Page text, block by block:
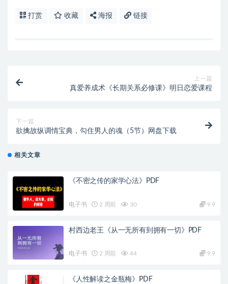
打赏 收藏 海报 链接
上一篇
真爱养成术《长期关系必修课》明日恋爱课程
下一篇
欲擒故纵调情宝典，勾住男人的魂（5节）网盘下载
相关文章
《不密之传的家学心法》PDF
电子书 2 周前 30 9.9
村西边老王《从一无所有到拥有一切》PDF
电子书 2 周前 44 9.9
《人性解读之金瓶梅》PDF